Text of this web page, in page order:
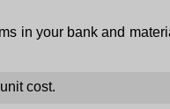
in your bank and
cost.